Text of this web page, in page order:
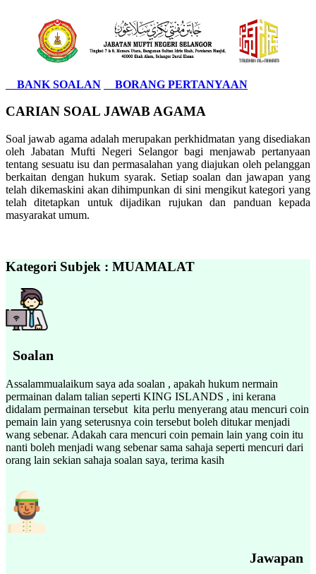
BANK SOALAN BORANG PERTANYAAN
CARIAN SOAL JAWAB AGAMA
Soal jawab agama adalah merupakan perkhidmatan yang disediakan
oleh Jabatan Mufti Negeri Selangor bagi menjawab pertanyaan
tentang sesuatu isu dan permasalahan yang diajukan oleh pelanggan
berkaitan dengan hukum syarak. Setiap soalan dan jawapan yang
telah dikemaskini akan dihimpunkan di sini mengikut kategori yang
telah ditetapkan untuk dijadikan rujukan dan panduan kepada
masyarakat umum.
Kategori Subjek : MUAMALAT
Soalan
Assalammualaikum saya ada soalan , apakah hukum nermain
permainan dalam talian seperti KING ISLANDS , ini kerana
didalam permainan tersebut kita perlu menyerang atau mencuri coin
pemain lain yang seterusnya coin tersebut boleh ditukar menjadi
wang sebenar. Adakah cara mencuri coin pemain lain yang coin itu
nanti boleh menjadi wang sebenar sama sahaja seperti mencuri dari
orang lain sekian sahaja soalan saya, terima kasih
Jawapan